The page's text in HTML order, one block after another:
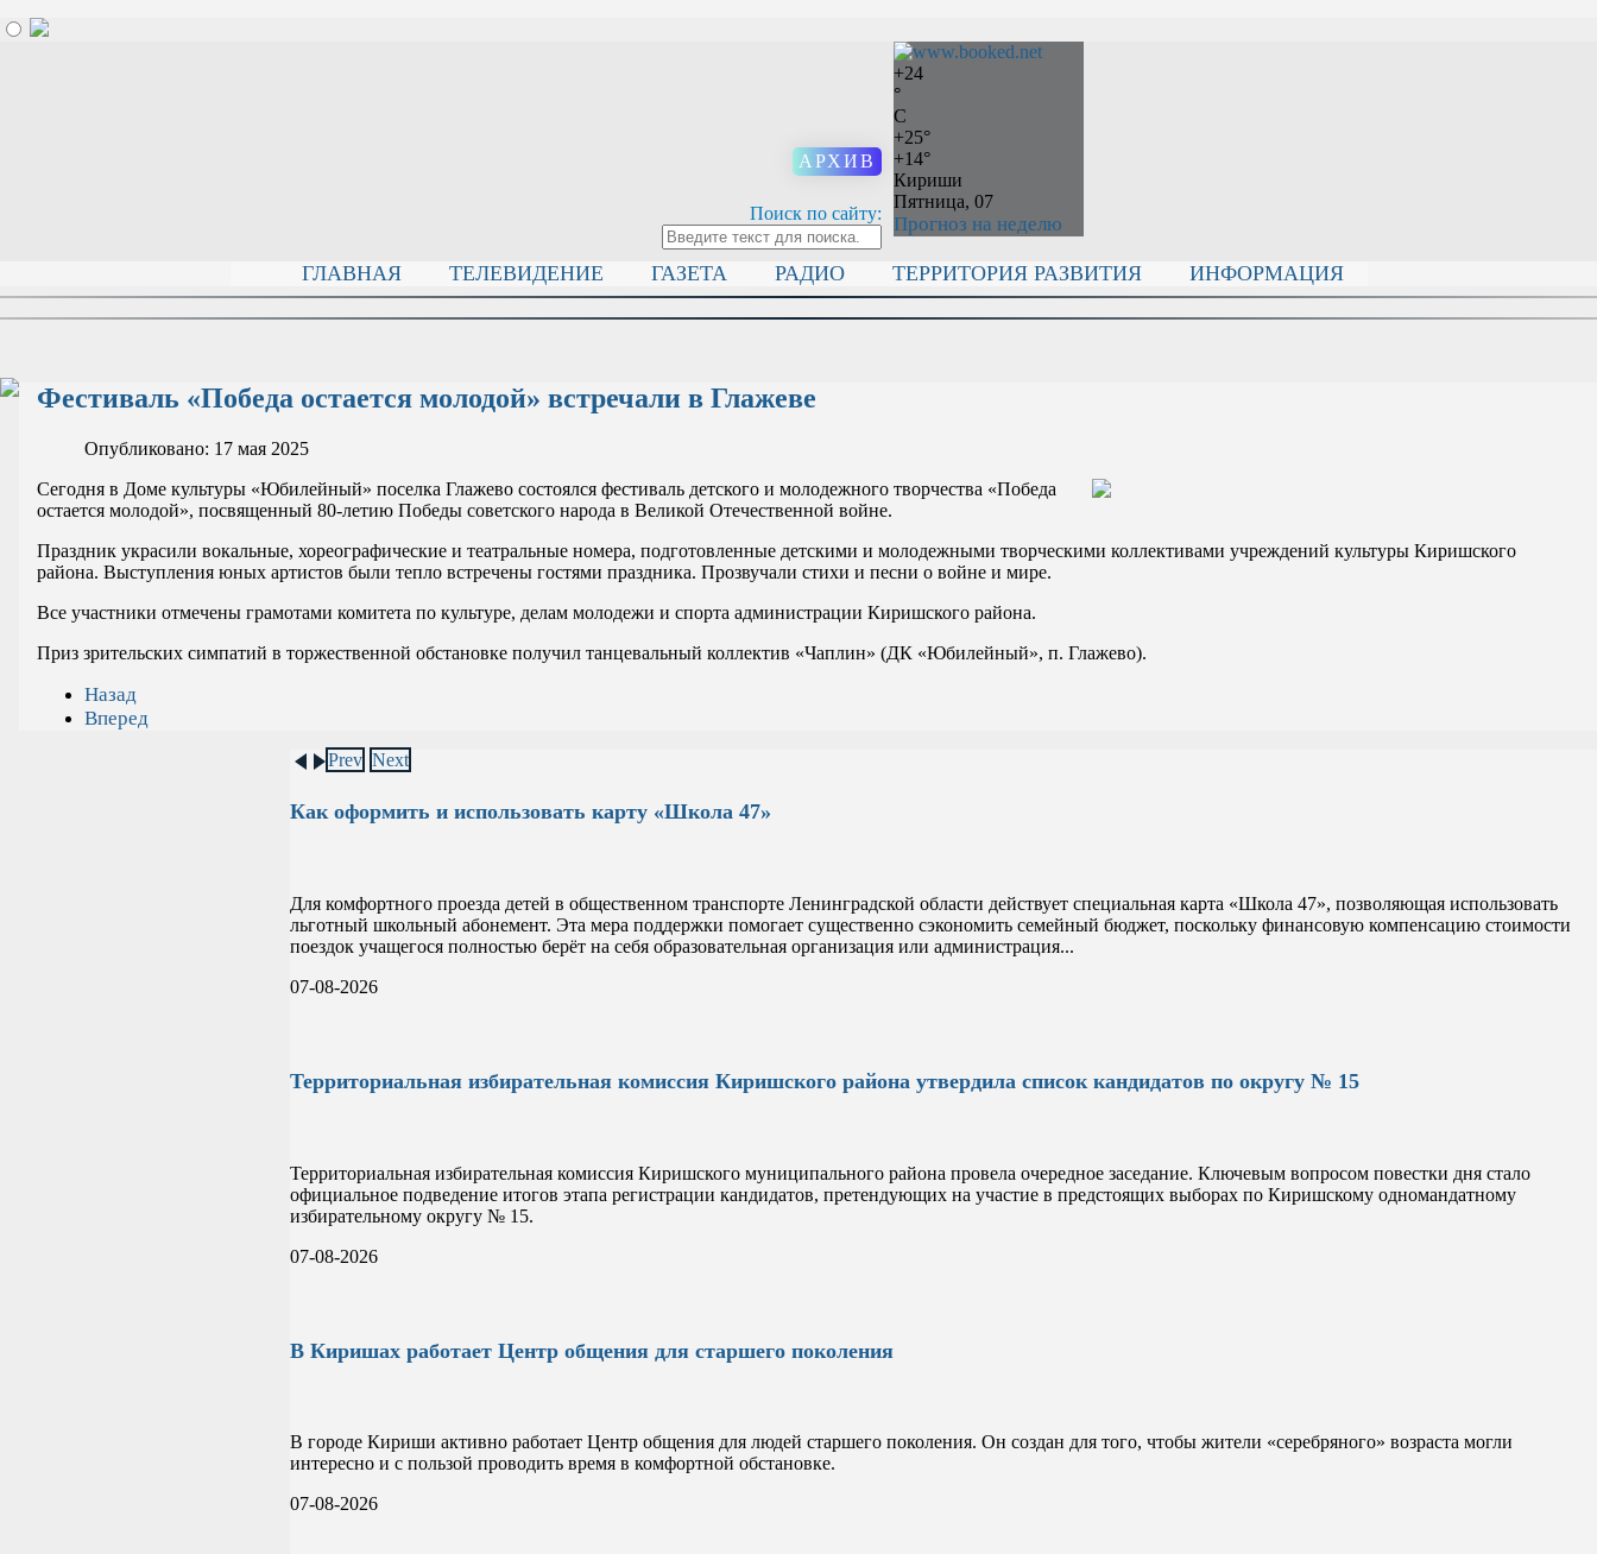
АРХИВ
Поиск по сайту:
+24
°
C
+25°
+14°
Кириши
Пятница, 07
Прогноз на неделю
ГЛАВНАЯ ТЕЛЕВИДЕНИЕ ГАЗЕТА РАДИО ТЕРРИТОРИЯ РАЗВИТИЯ ИНФОРМАЦИЯ
Фестиваль «Победа остается молодой» встречали в Глажеве
Опубликовано: 17 мая 2025
Сегодня в Доме культуры «Юбилейный» поселка Глажево состоялся фестиваль детского и молодежного творчества «Победа
остается молодой», посвященный 80-летию Победы советского народа в Великой Отечественной войне.
Праздник украсили вокальные, хореографические и театральные номера, подготовленные детскими и молодежными творческими коллективами учреждений культуры Киришского
района. Выступления юных артистов были тепло встречены гостями праздника. Прозвучали стихи и песни о войне и мире.
Все участники отмечены грамотами комитета по культуре, делам молодежи и спорта администрации Киришского района.
Приз зрительских симпатий в торжественной обстановке получил танцевальный коллектив «Чаплин» (ДК «Юбилейный», п. Глажево).
Назад
Вперед
Prev Next
Как оформить и использовать карту «Школа 47»
Для комфортного проезда детей в общественном транспорте Ленинградской области действует специальная карта «Школа 47», позволяющая использовать
льготный школьный абонемент. Эта мера поддержки помогает существенно сэкономить семейный бюджет, поскольку финансовую компенсацию стоимости
поездок учащегося полностью берёт на себя образовательная организация или администрация...
07-08-2026
Территориальная избирательная комиссия Киришского района утвердила список кандидатов по округу № 15
Территориальная избирательная комиссия Киришского муниципального района провела очередное заседание. Ключевым вопросом повестки дня стало
официальное подведение итогов этапа регистрации кандидатов, претендующих на участие в предстоящих выборах по Киришскому одномандатному
избирательному округу № 15.
07-08-2026
В Киришах работает Центр общения для старшего поколения
В городе Кириши активно работает Центр общения для людей старшего поколения. Он создан для того, чтобы жители «серебряного» возраста могли
интересно и с пользой проводить время в комфортной обстановке.
07-08-2026